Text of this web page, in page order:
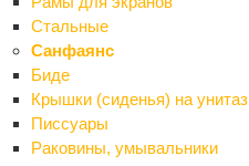
Стальные
Санфаянс
Биде
Крышки (сиденья) на унитаз
Писсуары
Раковины, умывальники
Переходники
Ревизия
Тройники
Трубы
Кровля и водостоки
Назад
Кровля и водостоки